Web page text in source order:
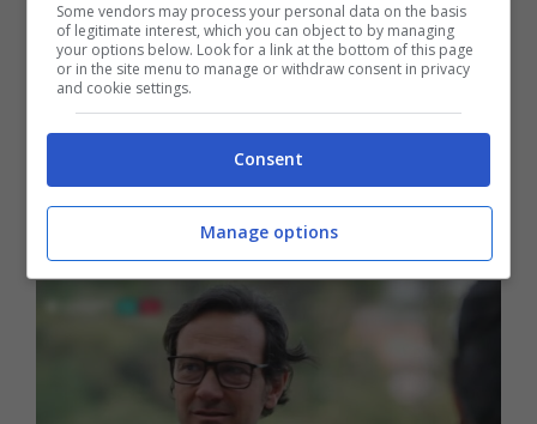
Barbara De Santi rifatta? Ecco com’è
cambiata nel tempo la star di Uomini
e Donne
Some vendors may process your personal data on the basis
of legitimate interest, which you can object to by managing
your options below. Look for a link at the bottom of this page
or in the site menu to manage or withdraw consent in privacy
and cookie settings.
Consent
Manage options